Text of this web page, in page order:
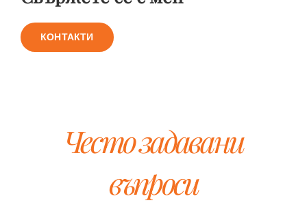
КОНТАКТИ
Често задавани
въпроси